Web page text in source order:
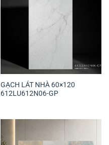
GẠCH LÁT NHÀ 60×120
612LU612N06-GP